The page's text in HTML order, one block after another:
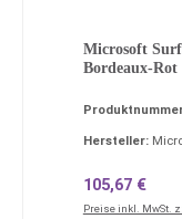
Microsoft
Bordeaux-Rot
Hersteller:
Regulärer
105,67 €
Preise inkl. MwSt.